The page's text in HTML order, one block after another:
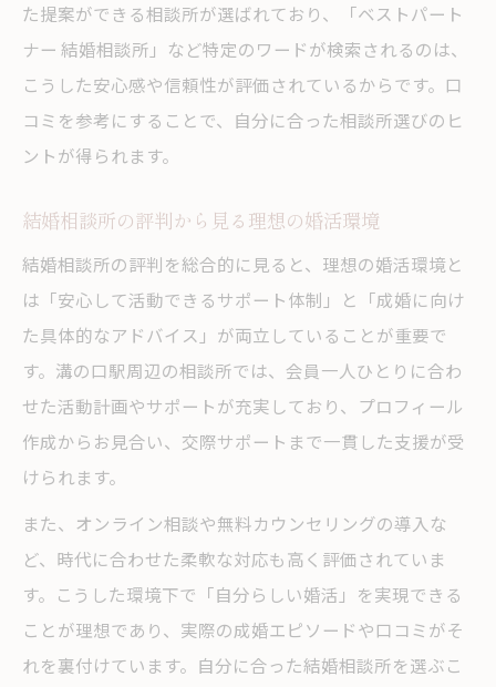
た提案ができる相談所が選ばれており、「ベストパート
ナー 結婚相談所」など特定のワードが検索されるのは、
こうした安心感や信頼性が評価されているからです。口
コミを参考にすることで、自分に合った相談所選びのヒ
ントが得られます。
結婚相談所の評判から見る理想の婚活環境
結婚相談所の評判を総合的に見ると、理想の婚活環境と
は「安心して活動できるサポート体制」と「成婚に向け
た具体的なアドバイス」が両立していることが重要で
す。溝の口駅周辺の相談所では、会員一人ひとりに合わ
せた活動計画やサポートが充実しており、プロフィール
作成からお見合い、交際サポートまで一貫した支援が受
けられます。
また、オンライン相談や無料カウンセリングの導入な
ど、時代に合わせた柔軟な対応も高く評価されていま
す。こうした環境下で「自分らしい婚活」を実現できる
ことが理想であり、実際の成婚エピソードや口コミがそ
れを裏付けています。自分に合った結婚相談所を選ぶこ